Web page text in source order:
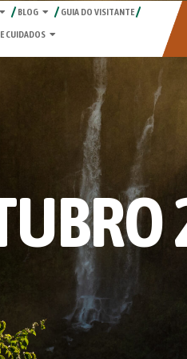
BLOG
GUIA DO VISITANTE
CUIDADOS